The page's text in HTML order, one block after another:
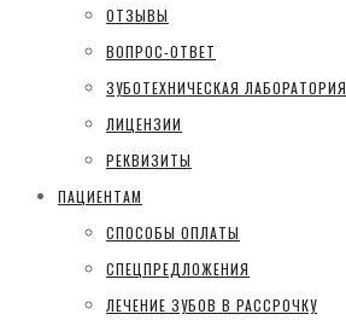
ОТЗЫВЫ
ВОПРОС-ОТВЕТ
ЗУБОТЕХНИЧЕСКАЯ ЛАБОРАТОРИЯ
ЛИЦЕНЗИИ
РЕКВИЗИТЫ
ПАЦИЕНТАМ
СПОСОБЫ ОПЛАТЫ
СПЕЦПРЕДЛОЖЕНИЯ
ЛЕЧЕНИЕ ЗУБОВ В РАССРОЧКУ